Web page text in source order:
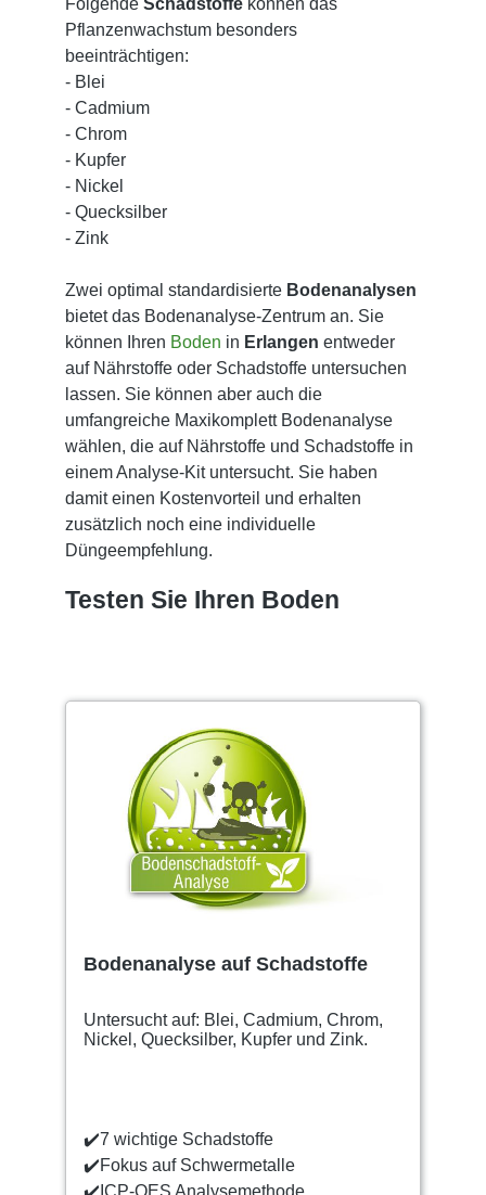
Folgende Schadstoffe können das
Pflanzenwachstum besonders
beeinträchtigen:
- Blei
- Cadmium
- Chrom
- Kupfer
- Nickel
- Quecksilber
- Zink
Zwei optimal standardisierte Bodenanalysen
bietet das Bodenanalyse-Zentrum an. Sie
können Ihren Boden in Erlangen entweder
auf Nährstoffe oder Schadstoffe untersuchen
lassen. Sie können aber auch die
umfangreiche Maxikomplett Bodenanalyse
wählen, die auf Nährstoffe und Schadstoffe in
einem Analyse-Kit untersucht. Sie haben
damit einen Kostenvorteil und erhalten
zusätzlich noch eine individuelle
Düngeempfehlung.
Testen Sie Ihren Boden
Bodenanalyse auf Schadstoffe
Untersucht auf: Blei, Cadmium, Chrom,
Nickel, Quecksilber, Kupfer und Zink.
✔️7 wichtige Schadstoffe
✔️Fokus auf Schwermetalle